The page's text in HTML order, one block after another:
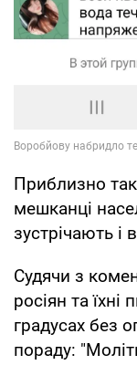
Приблизно
мешканці
зустрічають і
Судячи з
росіян та
градусах без
пораду: